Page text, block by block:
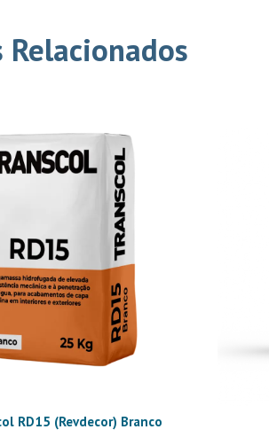
Relacionados
RD15 (Revdecor) Branco